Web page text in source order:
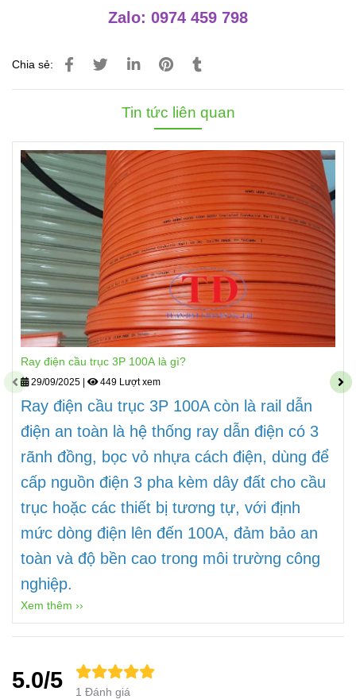
Zalo: 0974 459 798
Chia sẻ:
Tin tức liên quan
Ray điện cầu trục 3P 100A là gì?
29/09/2025 | 449 Lượt xem
Ray điện cầu trục 3P 100A còn là rail dẫn
điện an toàn là hệ thống ray dẫn điện có 3
rãnh đồng, bọc vỏ nhựa cách điện, dùng để
cấp nguồn điện 3 pha kèm dây đất cho cầu
trục hoặc các thiết bị tương tự, với định
mức dòng điện lên đến 100A, đảm bảo an
toàn và độ bền cao trong môi trường công
nghiệp.
Xem thêm ››
5.0/5
1 Đánh giá